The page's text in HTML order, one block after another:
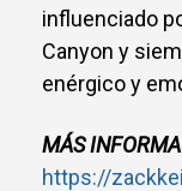
influenciado
Canyon y
enérgico y
MÁS
https://